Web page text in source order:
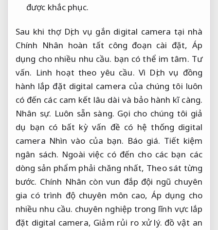
được khắc phục.
Sau khi thợ Dịch vụ gắn digital camera tại nhà
Chính Nhân hoàn tất công đoạn cài đặt, Áp
dụng cho nhiều nhu cầu. bạn có thể im tâm. Tư
vấn. Linh hoạt theo yêu cầu. Vì Dịch vụ đồng
hành lắp đặt digital camera của chúng tôi luôn
có đến các cam kết lâu dài và bảo hành kĩ càng.
Nhân sự. Luôn sẵn sàng. Gọi cho chúng tôi giả
dụ bạn có bất kỳ vấn đề có hệ thống digital
camera Nhìn vào của bạn. Báo giá. Tiết kiệm
ngân sách. Ngoài việc có đến cho các bạn các
dòng sản phẩm phải chăng nhất, Theo sát từng
bước. Chính Nhân còn vun đắp đội ngũ chuyên
gia có trình độ chuyên môn cao, Áp dụng cho
nhiều nhu cầu. chuyên nghiệp trong lĩnh vực lắp
đặt digital camera, Giảm rủi ro xử lý. đồ vật an